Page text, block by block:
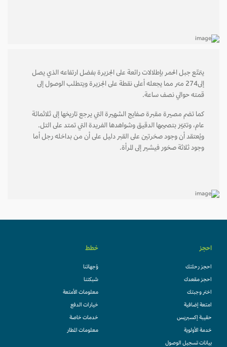
يتمتّع جبل الحمر بإطلالات رائعة على الجزيرة بفضل ارتفاعه الذي يصل
إلى274 متر مما يجعله أعلى نقطة على الجزيرة ويتطلب الوصول إلى
قمته حوالي نصف ساعة.
كما تضم مصيرة مقبرة صفايج الشهيرة التي يرجع تاريخها إلى ثلاثمائة
عام، وتتميّز بتصميمها الدقيق وشواهدها الفريدة التي تمتد على التل.
ويُعتقد أن وجود صخرتين على القبر دليل على أن من بداخله رجل أما
وجود ثلاثة صخور فيشير إلى المرأة.
احجز
احجز رحلتك
احجز مقعدك
اختر وجبتك
امتعة إضافية
حقيبة إكسبريس
خدمة الأولوية
بيانات تسجيل الوصول
خطط
وُجهاتنا
شبكتنا
معلومات الأمتعة
خيارات الدفع
خدمات خاصة
معلومات المطار